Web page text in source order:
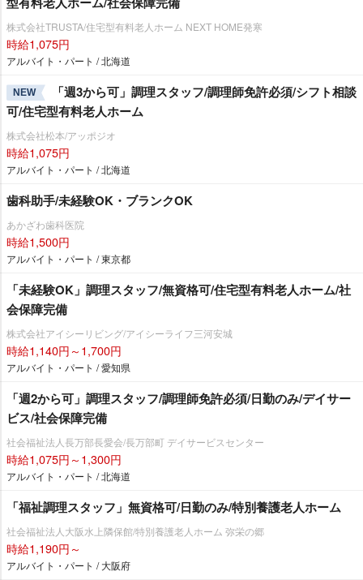
株式会社TRUSTA/住宅型有料老人ホーム NEXT HOME発寒
時給1,075円
アルバイト・パート / 北海道
NEW
「週3から可」調理スタッフ/調理師免許必須/シフト相談
可/住宅型有料老人ホーム
株式会社松本/アッポジオ
時給1,075円
アルバイト・パート / 北海道
歯科助手/未経験OK・ブランクOK
あかざわ歯科医院
時給1,500円
アルバイト・パート / 東京都
「未経験OK」調理スタッフ/無資格可/住宅型有料老人ホーム/社
会保障完備
株式会社アイシーリビング/アイシーライフ三河安城
時給1,140円～1,700円
アルバイト・パート / 愛知県
「週2から可」調理スタッフ/調理師免許必須/日勤のみ/デイサー
ビス/社会保障完備
社会福祉法人長万部長愛会/長万部町 デイサービスセンター
時給1,075円～1,300円
アルバイト・パート / 北海道
「福祉調理スタッフ」無資格可/日勤のみ/特別養護老人ホーム
社会福祉法人大阪水上隣保館/特別養護老人ホーム 弥栄の郷
時給1,190円～
アルバイト・パート / 大阪府